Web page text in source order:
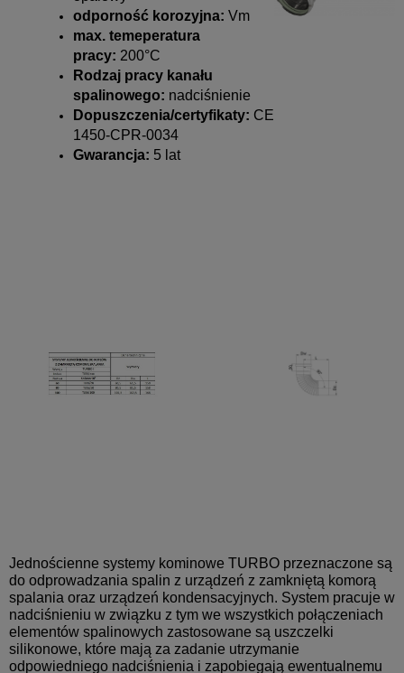
odporność korozyjna: Vm
max. temeperatura
pracy: 200°C
Rodzaj pracy kanału
spalinowego: nadciśnienie
Dopuszczenia/certyfikaty: CE
1450-CPR-0034
Gwarancja: 5 lat
Jednościenne systemy kominowe TURBO przeznaczone są
do odprowadzania spalin z urządzeń z zamkniętą komorą
spalania oraz urządzeń kondensacyjnych. System pracuje w
nadciśnieniu w związku z tym we wszystkich połączeniach
elementów spalinowych zastosowane są uszczelki
silikonowe, które mają za zadanie utrzymanie
odpowiedniego nadciśnienia i zapobiegają ewentualnemu